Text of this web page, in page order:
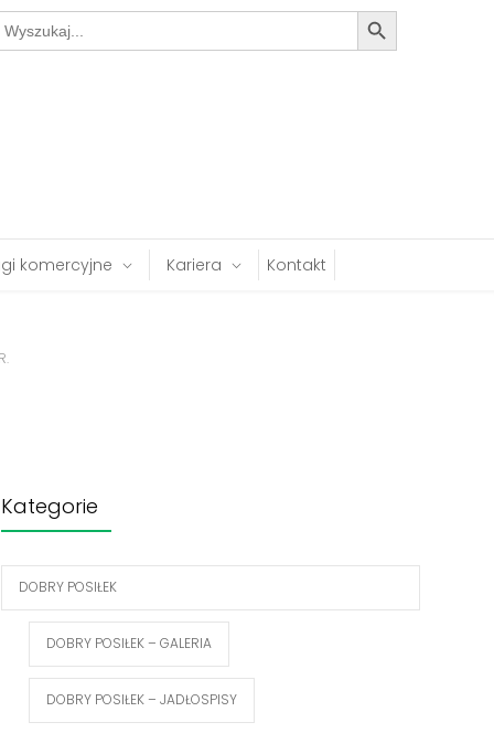
for:
Search Button
komercyjne Kariera Kontakt
Kategorie
DOBRY POSIŁEK
DOBRY POSIŁEK – GALERIA
DOBRY POSIŁEK – JADŁOSPISY